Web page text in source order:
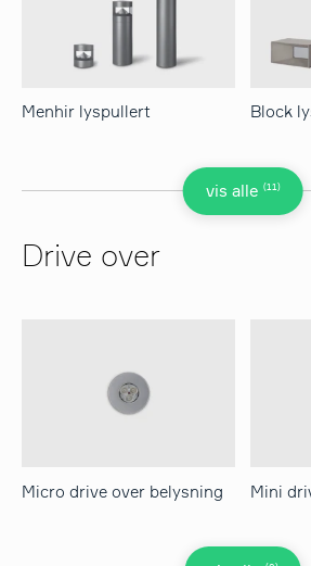
vis alle (11)
Menhir lyspullert Block
Drive over
Micro drive over belysning Mini